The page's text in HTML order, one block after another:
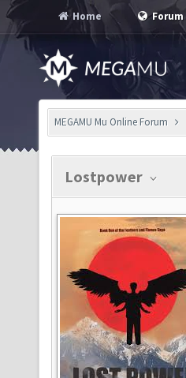
Home Forum
MEGAMU Mu Online Forum
Lostpower